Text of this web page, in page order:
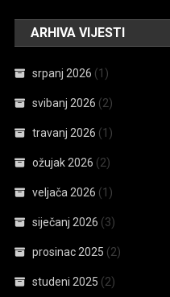
ARHIVA VIJESTI
srpanj 2026 (1)
svibanj 2026 (2)
travanj 2026 (1)
ožujak 2026 (2)
veljača 2026 (1)
siječanj 2026 (3)
prosinac 2025 (2)
studeni 2025 (2)